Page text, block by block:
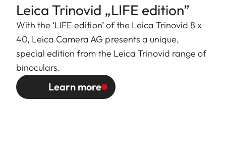
Leica Trinovid „LIFE edition”
With the ‘LIFE edition’ of the Leica Trinovid 8 x
40, Leica Camera AG presents a unique,
special edition from the Leica Trinovid range of
binoculars.
Learn more